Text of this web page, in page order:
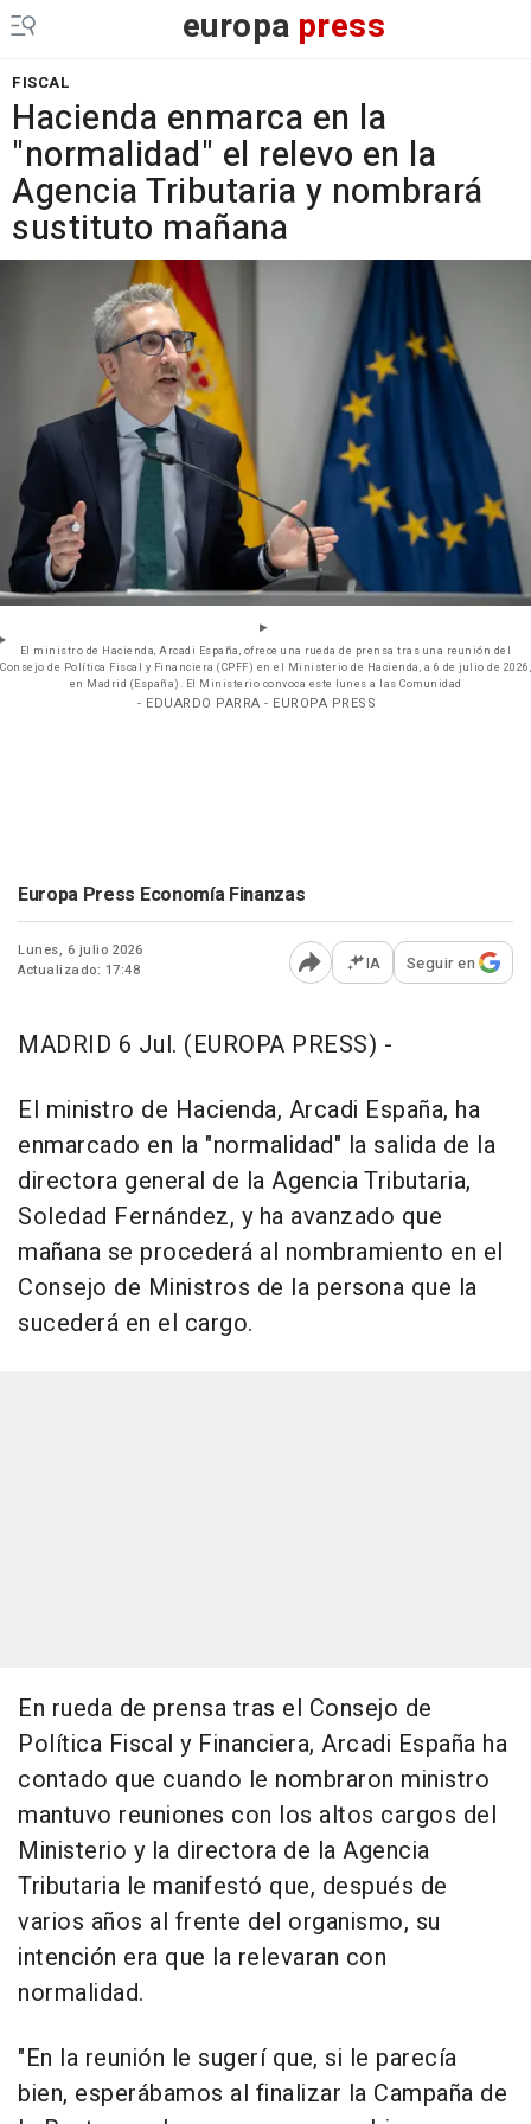
europa press
FISCAL
Hacienda enmarca en la
"normalidad" el relevo en la
Agencia Tributaria y nombrará
sustituto mañana
El ministro de Hacienda, Arcadi España, ofrece una rueda de prensa tras una reunión del
Consejo de Política Fiscal y Financiera (CPFF) en el Ministerio de Hacienda, a 6 de julio de 2026,
en Madrid (España). El Ministerio convoca este lunes a las Comunidad
- EDUARDO PARRA - EUROPA PRESS
Europa Press Economía Finanzas
Lunes, 6 julio 2026
Actualizado: 17:48
Abrir opciones para
IA Seguir en
MADRID 6 Jul. (EUROPA PRESS) -
El ministro de Hacienda, Arcadi España, ha
enmarcado en la "normalidad" la salida de la
directora general de la Agencia Tributaria,
Soledad Fernández, y ha avanzado que
mañana se procederá al nombramiento en el
Consejo de Ministros de la persona que la
sucederá en el cargo.
En rueda de prensa tras el Consejo de
Política Fiscal y Financiera, Arcadi España ha
contado que cuando le nombraron ministro
mantuvo reuniones con los altos cargos del
Ministerio y la directora de la Agencia
Tributaria le manifestó que, después de
varios años al frente del organismo, su
intención era que la relevaran con
normalidad.
"En la reunión le sugerí que, si le parecía
bien, esperábamos al finalizar la Campaña de